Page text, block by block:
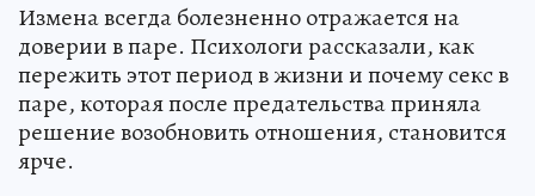
Измена всегда болезненно отражается на
доверии в паре. Психологи рассказали, как
пережить этот период в жизни и почему секс в
паре, которая после предательства приняла
решение возобновить отношения, становится
ярче.